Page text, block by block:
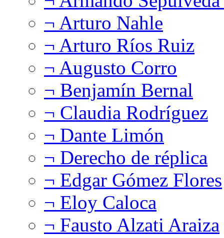
¬ Arturo Nahle
¬ Arturo Ríos Ruiz
¬ Augusto Corro
¬ Benjamín Bernal
¬ Claudia Rodríguez
¬ Dante Limón
¬ Derecho de réplica
¬ Edgar Gómez Flores
¬ Eloy Caloca
¬ Fausto Alzati Araiza